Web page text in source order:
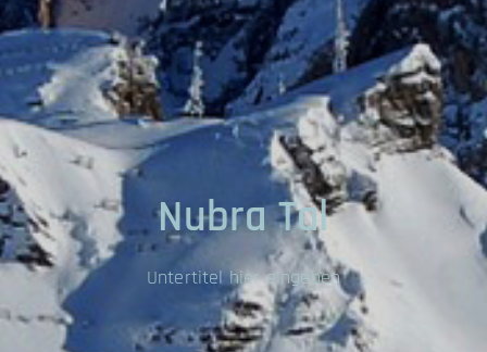
Nubra Tal
Untertitel hier eingeben